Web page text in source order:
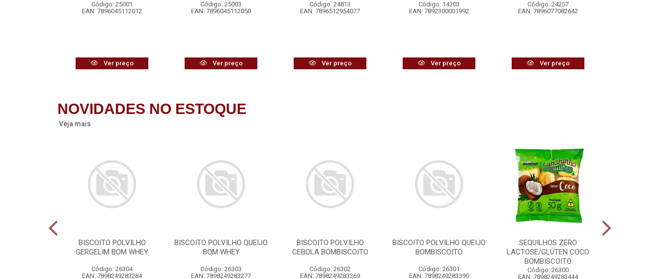
Código: 25001
EAN: 7896045112012
Ver preço
Código: 25003
EAN: 7896045112050
Ver preço
Código: 24813
EAN: 7896512954077
Ver preço
Código: 14303
EAN: 7892300001992
Ver preço
Código: 24257
EAN: 7896077082642
Ver preço
NOVIDADES NO ESTOQUE
Veja mais
BISCOITO POLVILHO
GERGELIM BOM WHEY
Código: 26304
EAN: 7898249283284
BISCOITO POLVILHO QUEIJO
BOM WHEY
Código: 26303
EAN: 7898249283277
BISCOITO POLVILHO
CEBOLA BOMBISCOITO
Código: 26302
EAN: 7898249283369
BISCOITO POLVILHO QUEIJO
BOMBISCOITO
Código: 26301
EAN: 7898249283390
SEQUILHOS ZERO
LACTOSE/GLÚTEN COCO
BOMBISCOITO
Código: 26300
EAN: 7898249283444